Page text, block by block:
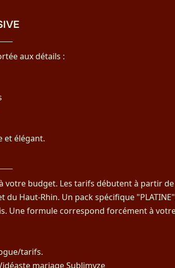
aux détails :
et élégant.
budget. Les tarifs débutent à partir de
Haut-Rhin. Un pack spécifique
Une formule correspond forcément à
tarifs.
mariage Sublimyze